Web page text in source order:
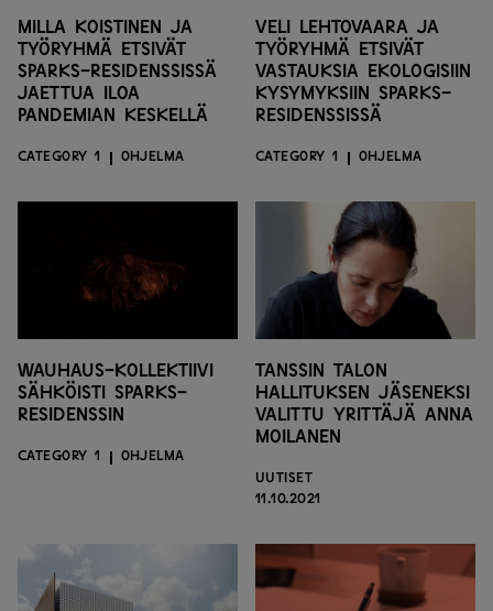
Milla Koistinen ja
työryhmä etsivät
SPARKS-residenssissä
jaettua iloa
pandemian keskellä
CATEGORY 1 OHJELMA
Veli Lehtovaara ja
työryhmä etsivät
vastauksia ekologisiin
kysymyksiin SPARKS-
residenssissä
CATEGORY 1 OHJELMA
WAUHAUS-kollektiivi
sähköisti SPARKS-
residenssin
CATEGORY 1 OHJELMA
Tanssin talon
hallituksen jäseneksi
valittu yrittäjä Anna
Moilanen
UUTISET
11.10.2021